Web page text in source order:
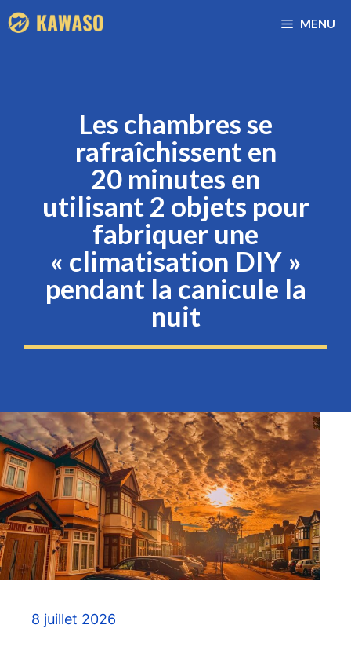
Aller
au
MENU
Les chambres se
rafraîchissent en
20 minutes en
utilisant 2 objets pour
fabriquer une
« climatisation DIY »
pendant la canicule la
nuit
8 juillet 2026